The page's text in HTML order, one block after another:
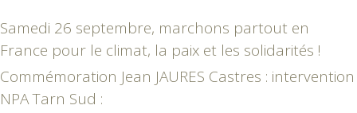
Samedi 26 septembre, marchons partout en
France pour le climat, la paix et les solidarités !
Commémoration Jean JAURES Castres : intervention
NPA Tarn Sud :